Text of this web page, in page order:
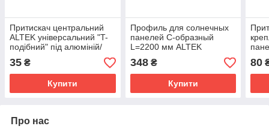
Притискач центральний
ALTEK універсальний "T-
подібний" під алюміній/
цинк
35 ₴
Купити
Профиль для солнечных
панелей С-образный
L=2200 мм ALTEK
348₴
Купити
80
Про нас